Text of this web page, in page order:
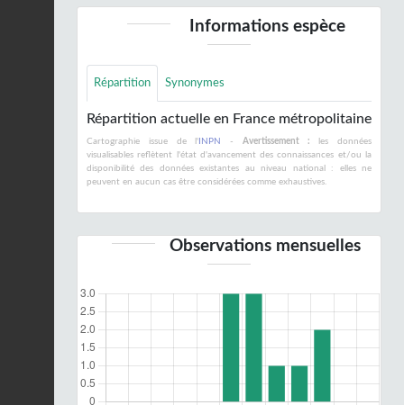
Informations espèce
Répartition Synonymes
Répartition actuelle en France métropolitaine
Cartographie issue de l' INPN - Avertissement : les données
visualisables reflètent l'état d'avancement des connaissances et/ou la
disponibilité des données existantes au niveau national : elles ne
peuvent en aucun cas être considérées comme exhaustives.
Observations mensuelles